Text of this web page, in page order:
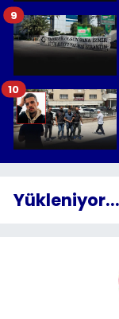
9
10
Yükleniyor...